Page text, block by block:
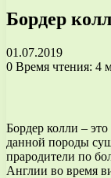
Бордер
01.07.2019
0 Время чтения: 4
Бордер колли –
данной породы
прародители по
Англии во время